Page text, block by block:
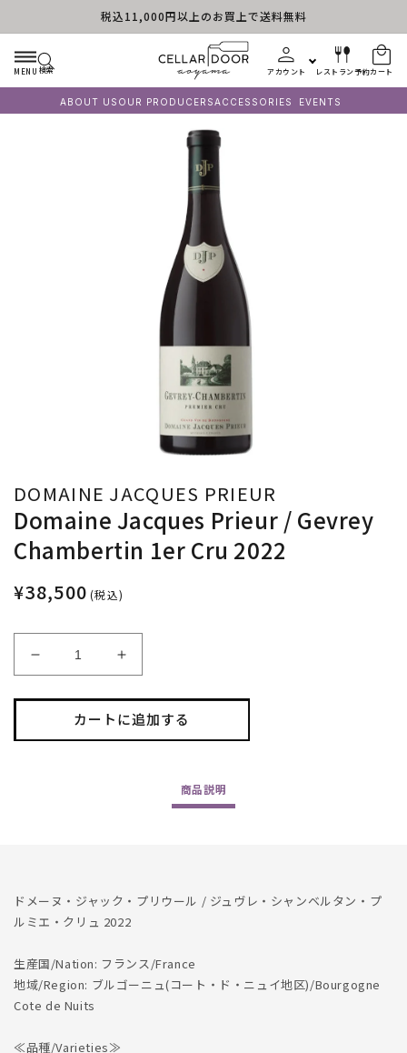
コンテンツに進む税込11,000円以上のお買上で送料無料
MENU 検索 アカウント レストラン予約カート
ABOUT US OUR PRODUCERSACCESSORIES EVENTS
DOMAINE JACQUES PRIEUR
Domaine Jacques Prieur / Gevrey
Chambertin 1er Cru 2022
¥38,500 (税込)
Domaine
Jacques
Prieur
Gevrey
を
減
す
Domaine
Jacques
Prieur
/
Gevrey
を
増
す
カートに追加する
商品説明
ドメーヌ・ジャック・プリウール / ジュヴレ・シャンベルタン・プ
ルミエ・クリュ 2022
生産国/Nation: フランス/France
地域/Region: ブルゴーニュ(コート・ド・ニュイ地区)/Bourgogne
Cote de Nuits
≪品種/Varieties≫